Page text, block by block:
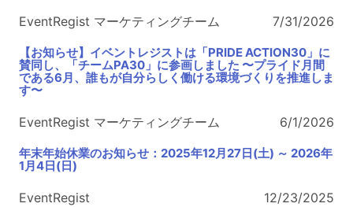
EventRegist マーケティングチーム 7/31/2026
【お知らせ】イベントレジストは「PRIDE ACTION30」に
賛同し、「チームPA30」に参画しました 〜プライド月間
である6月、誰もが自分らしく働ける環境づくりを推進しま
す〜
EventRegist マーケティングチーム 6/1/2026
年末年始休業のお知らせ：2025年12月27日(土) ～ 2026年
1月4日(日)
EventRegist 12/23/2025